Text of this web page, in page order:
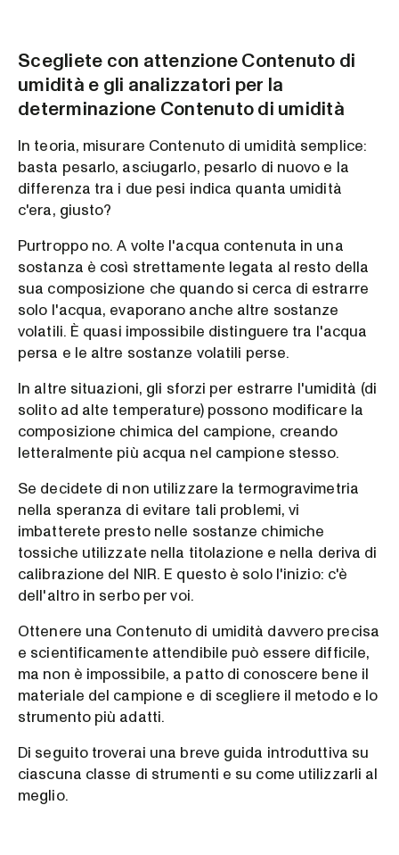
Scegliete con attenzione Contenuto di
umidità e gli analizzatori per la
determinazione Contenuto di umidità
In teoria, misurare Contenuto di umidità semplice:
basta pesarlo, asciugarlo, pesarlo di nuovo e la
differenza tra i due pesi indica quanta umidità
c'era, giusto?
Purtroppo no. A volte l'acqua contenuta in una
sostanza è così strettamente legata al resto della
sua composizione che quando si cerca di estrarre
solo l'acqua, evaporano anche altre sostanze
volatili. È quasi impossibile distinguere tra l'acqua
persa e le altre sostanze volatili perse.
In altre situazioni, gli sforzi per estrarre l'umidità (di
solito ad alte temperature) possono modificare la
composizione chimica del campione, creando
letteralmente più acqua nel campione stesso.
Se decidete di non utilizzare la termogravimetria
nella speranza di evitare tali problemi, vi
imbatterete presto nelle sostanze chimiche
tossiche utilizzate nella titolazione e nella deriva di
calibrazione del NIR. E questo è solo l'inizio: c'è
dell'altro in serbo per voi.
Ottenere una Contenuto di umidità davvero precisa
e scientificamente attendibile può essere difficile,
ma non è impossibile, a patto di conoscere bene il
materiale del campione e di scegliere il metodo e lo
strumento più adatti.
Di seguito troverai una breve guida introduttiva su
ciascuna classe di strumenti e su come utilizzarli al
meglio.